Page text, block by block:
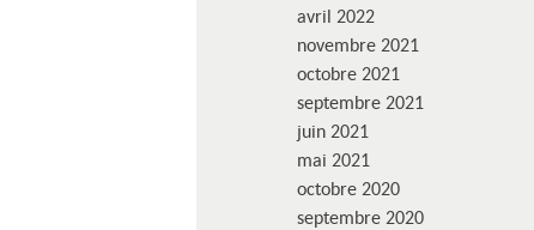
avril 2022
novembre 2021
octobre 2021
septembre 2021
juin 2021
mai 2021
octobre 2020
septembre 2020